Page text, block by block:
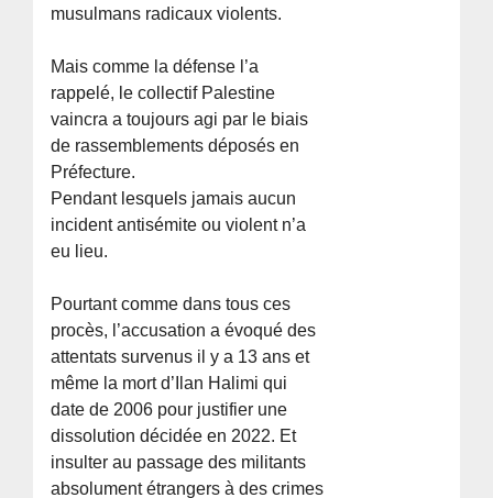
musulmans radicaux violents.
Mais comme la défense l’a
rappelé, le collectif Palestine
vaincra a toujours agi par le biais
de rassemblements déposés en
Préfecture.
Pendant lesquels jamais aucun
incident antisémite ou violent n’a
eu lieu.
Pourtant comme dans tous ces
procès, l’accusation a évoqué des
attentats survenus il y a 13 ans et
même la mort d’Ilan Halimi qui
date de 2006 pour justifier une
dissolution décidée en 2022. Et
insulter au passage des militants
absolument étrangers à des crimes